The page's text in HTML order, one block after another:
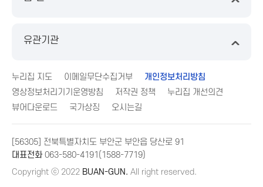
유관기관
누리집 지도 이메일무단수집거부
개인정보처리방침
영상정보처리기기운영방침
저작권 정책
누리집 개선의견
뷰어다운로드
국가상징 오시는길
[56305] 전북특별자치도 부안군 부안읍 당산로 91
대표전화063-580-4191(1588-7719)
Copyright ⓒ 2022 BUAN-GUN. All right reserved.